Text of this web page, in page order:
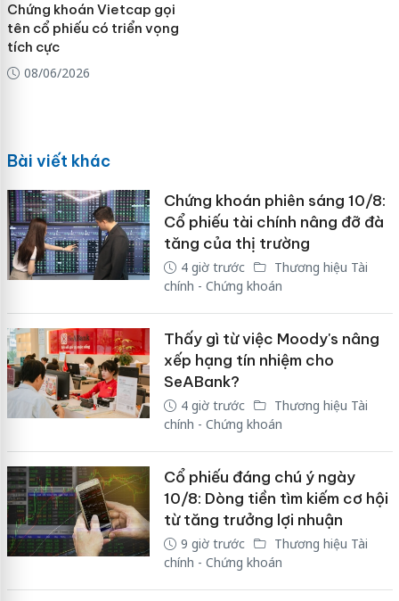
Chứng khoán Vietcap gọi
tên cổ phiếu có triển vọng
tích cực
08/06/2026
Bài viết khác
Chứng khoán phiên sáng 10/8:
Cổ phiếu tài chính nâng đỡ đà
tăng của thị trường
4 giờ trước
Thương hiệu Tài
chính - Chứng khoán
Thấy gì từ việc Moody's nâng
xếp hạng tín nhiệm cho
SeABank?
4 giờ trước
Thương hiệu Tài
chính - Chứng khoán
Cổ phiếu đáng chú ý ngày
10/8: Dòng tiền tìm kiếm cơ hội
từ tăng trưởng lợi nhuận
9 giờ trước
Thương hiệu Tài
chính - Chứng khoán